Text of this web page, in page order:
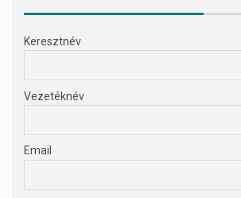
Keresztnév
Vezetéknév
Email